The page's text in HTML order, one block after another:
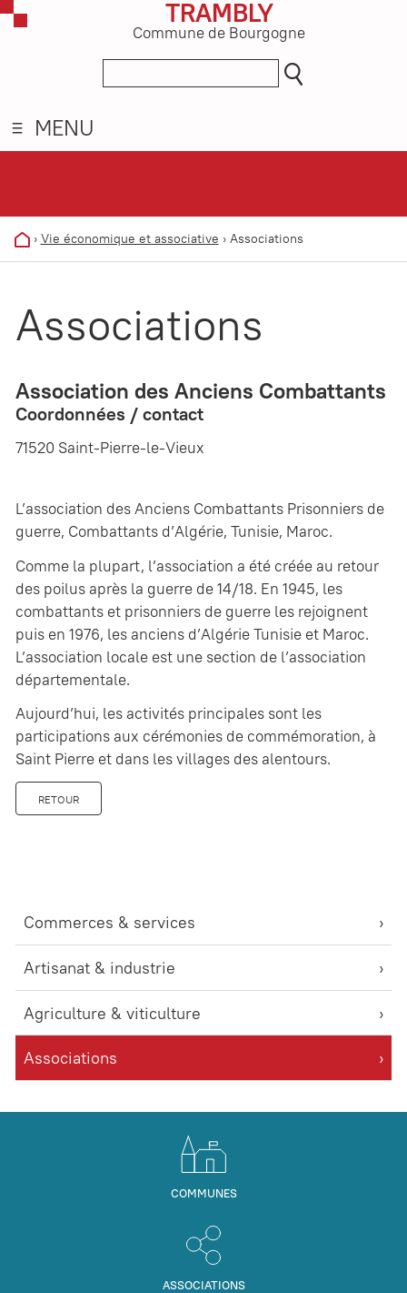
TRAMBLY
Commune de Bourgogne
MENU
› Vie économique et associative › Associations
Commerces & services
Artisanat & industrie
Agriculture & viticulture
Associations
Associations
Association des Anciens Combattants
Coordonnées / contact
71520 Saint-Pierre-le-Vieux
L’association des Anciens Combattants Prisonniers de
guerre, Combattants d’Algérie, Tunisie, Maroc.
Comme la plupart, l’association a été créée au retour
des poilus après la guerre de 14/18. En 1945, les
combattants et prisonniers de guerre les rejoignent
puis en 1976, les anciens d’Algérie Tunisie et Maroc.
L’association locale est une section de l’association
départementale.
Aujourd’hui, les activités principales sont les
participations aux cérémonies de commémoration, à
Saint Pierre et dans les villages des alentours.
RETOUR
COMMUNES
ASSOCIATIONS